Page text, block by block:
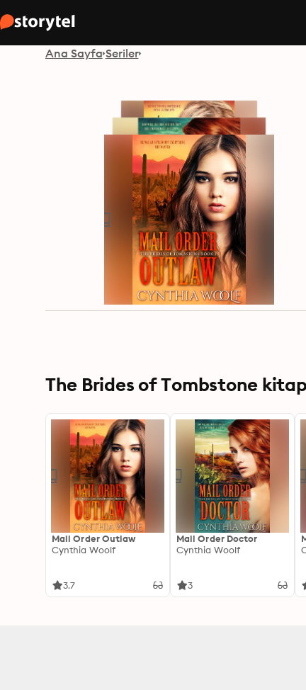
Ana Sayfa Seriler
The Brides of Tombstone
Mail Order Outlaw
Cynthia Woolf
3.7
Mail Order Doctor
Cynthia Woolf
3